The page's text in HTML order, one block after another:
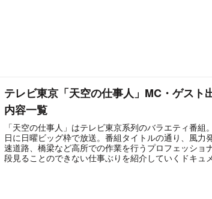
テレビ東京「天空の仕事人」MC・ゲスト
内容一覧
「天空の仕事人」はテレビ東京系列のバラエティ番組
日に日曜ビッグ枠で放送。番組タイトルの通り、風力
速道路、橋梁など高所での作業を行うプロフェッショ
段見ることのできない仕事ぶりを紹介していくドキュ